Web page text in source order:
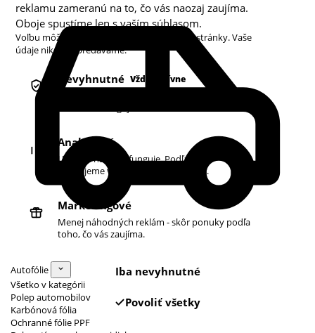
Autofólie
Všetko v kategórii
Polep automobilov
Karbónová fólia
Ochranné fólie PPF
reklamu zameranú na to, čo vás naozaj zaujíma.
Oboje spustíme len s vaším súhlasom.
Voľbu môžete kedykoľvek zmeniť v pätičke stránky. Vaše
údaje nikdy nepredávame.
Nevyhnutné Vždy aktívne
Analytické
Ukazujú nám, čo funguje. Podľa toho
zlepšujeme vyhľadávanie aj ponuku.
Marketingové
Menej náhodných reklám - skôr ponuky podľa
toho, čo vás zaujíma.
Iba nevyhnutné
Povoliť všetky